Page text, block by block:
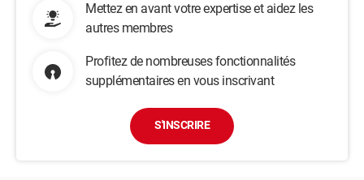
Mettez en avant votre expertise et aidez les
autres membres
Profitez de nombreuses fonctionnalités
supplémentaires en vous inscrivant
S'INSCRIRE